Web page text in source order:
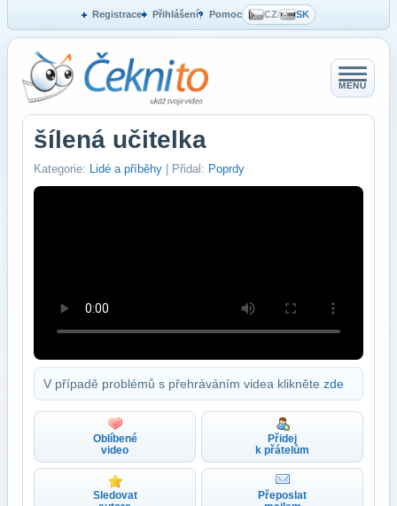
Registrace Přihlášení Pomoc CZ/ SK
MENU
šílená učitelka
Kategorie: Lidé a příběhy | Přidal: Poprdy
V případě problémů s přehráváním videa klikněte zde
Oblíbené
video
Přidej
k přátelům
Sledovat
Přeposlat